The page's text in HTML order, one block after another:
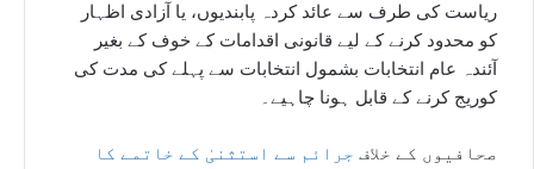
ریاست کی طرف سے عائد کردہ پابندیوں، یا آزادی اظہار
کو محدود کرنے کے لیے قانونی اقدامات کے خوف کے بغیر
آئندہ عام انتخابات بشمول انتخابات سے پہلے کی مدت کی
کوریج کرنے کے قابل ہونا چاہیے۔
صحافیوں کے خلاف جرائم سے استثنیٰ کے خاتمے کا